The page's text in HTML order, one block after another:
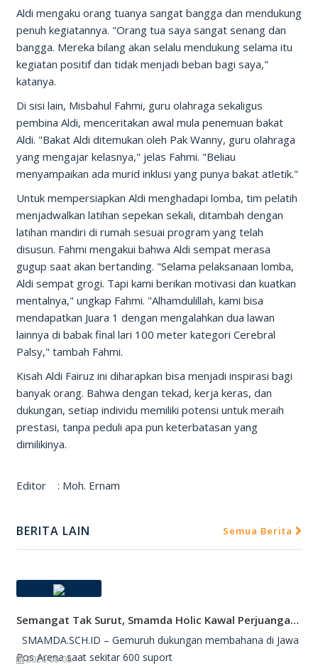
Aldi mengaku orang tuanya sangat bangga dan mendukung
penuh kegiatannya. "Orang tua saya sangat senang dan
bangga. Mereka bilang akan selalu mendukung selama itu
kegiatan positif dan tidak menjadi beban bagi saya,"
katanya.
Di sisi lain, Misbahul Fahmi, guru olahraga sekaligus
pembina Aldi, menceritakan awal mula penemuan bakat
Aldi. "Bakat Aldi ditemukan oleh Pak Wanny, guru olahraga
yang mengajar kelasnya," jelas Fahmi. "Beliau
menyampaikan ada murid inklusi yang punya bakat atletik."
Untuk mempersiapkan Aldi menghadapi lomba, tim pelatih
menjadwalkan latihan sepekan sekali, ditambah dengan
latihan mandiri di rumah sesuai program yang telah
disusun. Fahmi mengakui bahwa Aldi sempat merasa
gugup saat akan bertanding. "Selama pelaksanaan lomba,
Aldi sempat grogi. Tapi kami berikan motivasi dan kuatkan
mentalnya," ungkap Fahmi. "Alhamdulillah, kami bisa
mendapatkan Juara 1 dengan mengalahkan dua lawan
lainnya di babak final lari 100 meter kategori Cerebral
Palsy," tambah Fahmi.
Kisah Aldi Fairuz ini diharapkan bisa menjadi inspirasi bagi
banyak orang. Bahwa dengan tekad, kerja keras, dan
dukungan, setiap individu memiliki potensi untuk meraih
prestasi, tanpa peduli apa pun keterbatasan yang
dimilikinya.
Editor : Moh. Ernam
BERITA LAIN Semua Berita
Semangat Tak Surut, Smamda Holic Kawal Perjuangan Tim Basket Smamda Di DBL 2026
SMAMDA.SCH.ID – Gemuruh dukungan membahana di Jawa
Pos Arena saat sekitar 600 suport
2026-08-08